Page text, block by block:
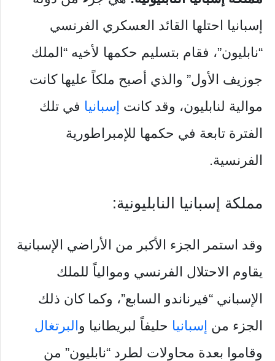
إسبانيا احتلها القائد العسكري الفرنسي
“نابليون”، فقام بتسليم حكمها لأخيه “الملك
جوزيف الأول” والذي أصبح ملكاً عليها كانت
موالية لنابليون، وقد كانت إسبانيا في تلك
الفترة تابعة في حكمها للإمبراطورية
الفرنسية.
مملكة إسبانيا النابليونية:
وقد استمر الجزء الأكبر من الأراضي الإسبانية
يقاوم الاحتلال الفرنسي وموالياً للملك
الإسباني “فيرناندو السابع”، وكما كان ذلك
الجزء من إسبانيا حليفاً لبريطانيا والبرتغال
وقاموا بعدة محاولات لطرد “نابليون” من